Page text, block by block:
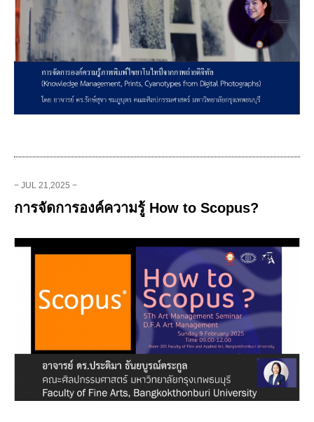
− JUL 21,2025 −
การจัดการองค์ความรู้ How to Scopus?